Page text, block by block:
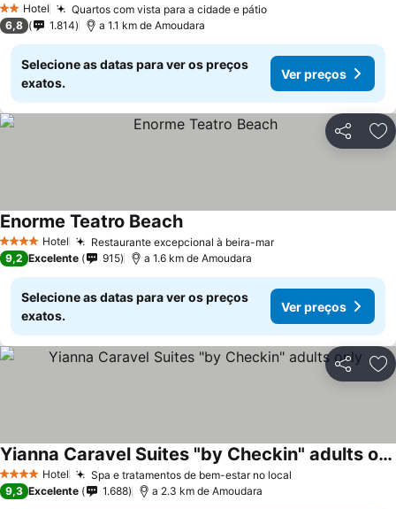
2 Estrelas
Hotel Quartos com vista para a cidade e pátio
6,8 1.814 a 1.1 km de Amoudara
Selecione as datas para ver os preços
exatos.
Ver preços
Partilhar
4 EstrelasHotel Restaurante excepcional à beira-mar
Enorme Teatro Beach
9,2 Excelente 915 a 1.6 km de Amoudara
Selecione as datas para ver os preços
exatos.
Ver preços
Partilhar
4 EstrelasHotel Spa e tratamentos de bem-estar no local
Yianna Caravel Suites "by Checkin" adults only
9,3 Excelente 1.688 a 2.3 km de Amoudara